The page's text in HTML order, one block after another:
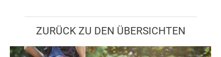
ZURÜCK ZU DEN ÜBERSICHTEN